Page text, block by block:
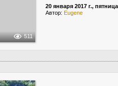
511
20 января 2017 г., пятница
Автор: Eugene